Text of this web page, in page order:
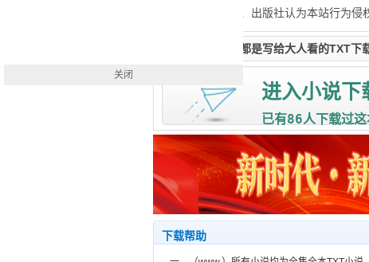
所有。如原作者、出版社认为本站行为
世界上所有童话都是写给大人看的TXT下
进入小说下
已有86人下载过这
下载帮助
关闭